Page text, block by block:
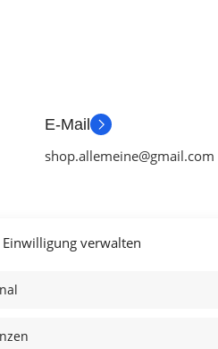
Einwilligung verwalten
E-Mail
shop.allemeine@gmail.com